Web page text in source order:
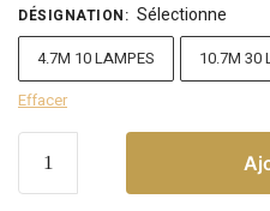
DÉSIGNATION: Sélectionne
4.7M 10 LAMPES 10.7M 30
Effacer